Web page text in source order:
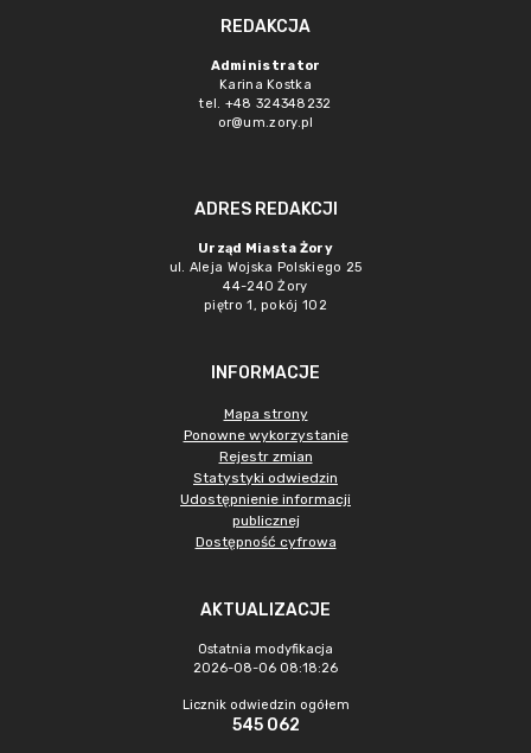
REDAKCJA
Administrator
Karina Kostka
tel. +48 324348232
or@um.zory.pl
ADRES REDAKCJI
Urząd Miasta Żory
ul. Aleja Wojska Polskiego 25
44-240 Żory
piętro 1, pokój 102
INFORMACJE
Mapa strony
Ponowne wykorzystanie
Rejestr zmian
Statystyki odwiedzin
Udostępnienie informacji
publicznej
Dostępność cyfrowa
AKTUALIZACJE
Ostatnia modyfikacja
2026-08-06 08:18:26
Licznik odwiedzin ogółem
545 062